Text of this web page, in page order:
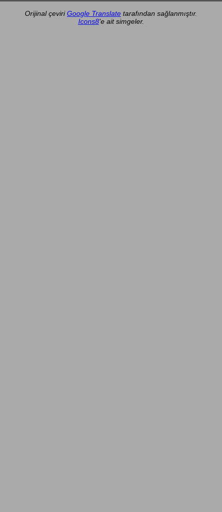
Orijinal çeviriGoogle Translate tarafından sağlanmıştır.
Icons8'e ait simgeler.